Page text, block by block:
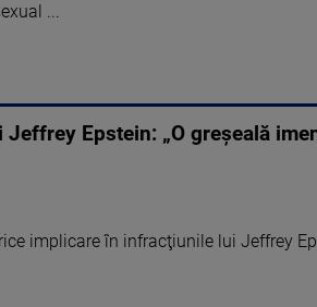
...
Epstein: „O greşeală
implicare în infracţiunile lui Jeffrey